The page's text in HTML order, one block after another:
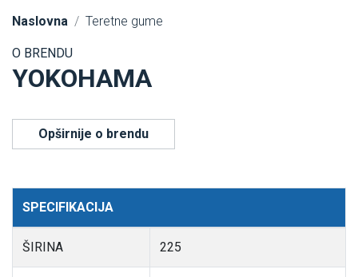
Naslovna Teretne gume
O BRENDU
YOKOHAMA
Opširnije o brendu
SPECIFIKACIJA
ŠIRINA 225